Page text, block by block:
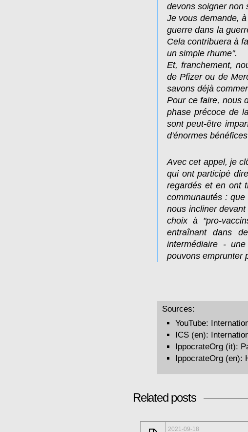
devons soigner non
Je vous demande,
guerre dans la
Cela contribuera à
un simple rhume".
Et, franchement,
de Pfizer ou de
savons déjà
Pour ce faire, nous
phase précoce de
sont peut-être
d'énormes
Avec cet appel, je
qui ont participé
regardés et en ont
communautés :
nous incliner
choix à "pro-
entraînant dans
intermédiaire -
pouvons emprunter
Sources:
YouTube:
ICS (en):
IppocrateOrg (it):
IppocrateOrg (en):
Related posts
2021-09-18